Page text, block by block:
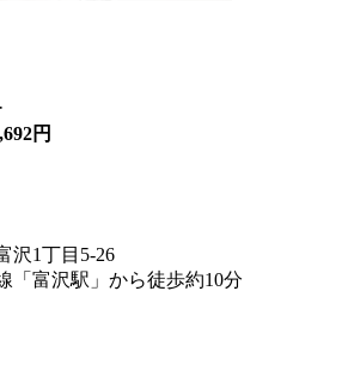
円
沢1丁目5-26
「富沢駅」から徒歩約10分